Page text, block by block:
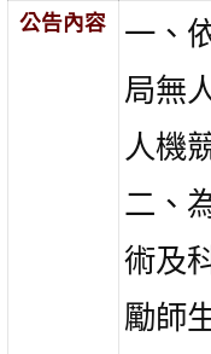
公告內容
一、
局無
人機
二、
術及
勵師